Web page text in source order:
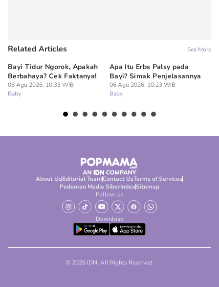
Related Articles See More
Bayi Tidur Ngorok, Apakah
Berbahaya? Cek Faktanya!
06 Agu 2026, 10:33 WIB
Baby
Apa Itu Erbs Palsy pada
Bayi? Simak Penjelasannya
06 Agu 2026, 10:23 WIB
Baby
About UsEditorial TeamContact UsTerms of Services
Pedoman Media SiberIndexSitemap
Follow Us
Download
© 2026 IDN. All Rights Reserved.